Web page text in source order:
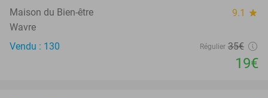
Maison du Bien-être 9.1 star
Wavre
Vendu : 130
Régulier 35€
19€